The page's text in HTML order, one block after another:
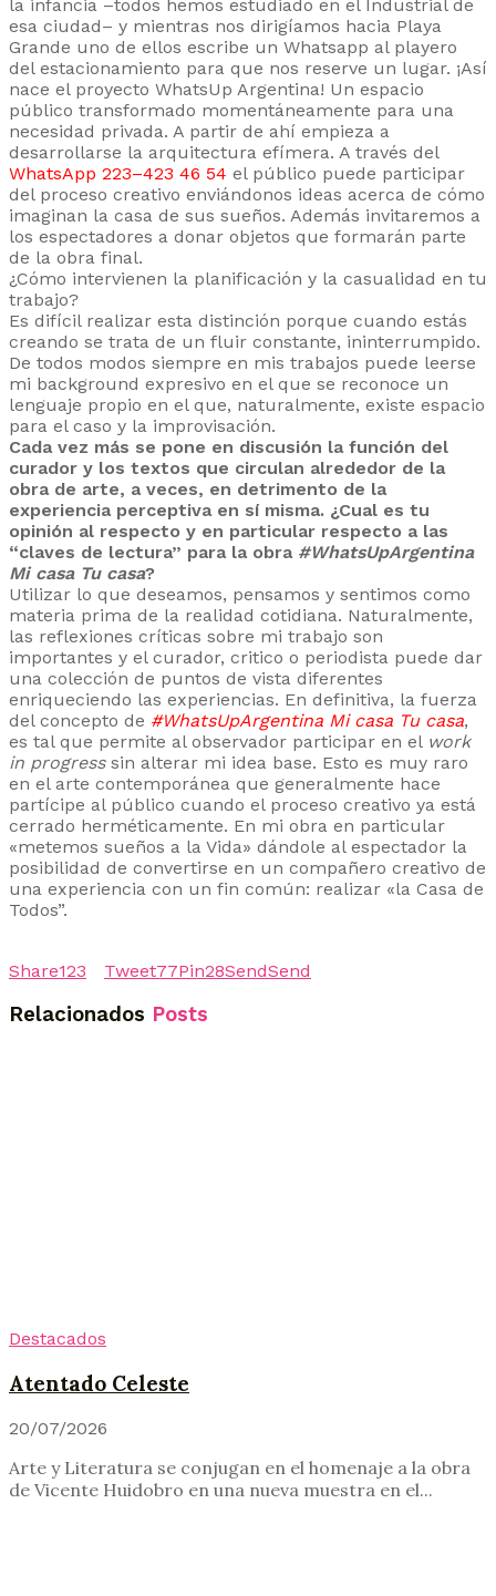
la infancia –todos hemos estudiado en el Industrial de
esa ciudad– y mientras nos dirigíamos hacia Playa
Grande uno de ellos escribe un Whatsapp al playero
del estacionamiento para que nos reserve un lugar. ¡Así
nace el proyecto WhatsUp Argentina! Un espacio
público transformado momentáneamente para una
necesidad privada. A partir de ahí empieza a
desarrollarse la arquitectura efímera. A través del
WhatsApp 223–423 46 54 el público puede participar
del proceso creativo enviándonos ideas acerca de cómo
imaginan la casa de sus sueños. Además invitaremos a
los espectadores a donar objetos que formarán parte
de la obra final.
¿Cómo intervienen la planificación y la casualidad en tu
trabajo?
Es difícil realizar esta distinción porque cuando estás
creando se trata de un fluir constante, ininterrumpido.
De todos modos siempre en mis trabajos puede leerse
mi background expresivo en el que se reconoce un
lenguaje propio en el que, naturalmente, existe espacio
para el caso y la improvisación.
Cada vez más se pone en discusión la función del
curador y los textos que circulan alrededor de la
obra de arte, a veces, en detrimento de la
experiencia perceptiva en sí misma. ¿Cual es tu
opinión al respecto y en particular respecto a las
“claves de lectura” para la obra #WhatsUpArgentina
Mi casa Tu casa?
Utilizar lo que deseamos, pensamos y sentimos como
materia prima de la realidad cotidiana. Naturalmente,
las reflexiones críticas sobre mi trabajo son
importantes y el curador, critico o periodista puede dar
una colección de puntos de vista diferentes
enriqueciendo las experiencias. En definitiva, la fuerza
del concepto de #WhatsUpArgentina Mi casa Tu casa,
es tal que permite al observador participar en el work
in progresssin alterar mi idea base. Esto es muy raro
en el arte contemporánea que generalmente hace
partícipe al público cuando el proceso creativo ya está
cerrado herméticamente. En mi obra en particular
«metemos sueños a la Vida» dándole al espectador la
posibilidad de convertirse en un compañero creativo de
una experiencia con un fin común: realizar «la Casa de
Todos”.
Share123 Tweet77Pin28SendSend
Relacionados Posts
Destacados
Atentado Celeste
20/07/2026
Arte y Literatura se conjugan en el homenaje a la obra
de Vicente Huidobro en una nueva muestra en el...